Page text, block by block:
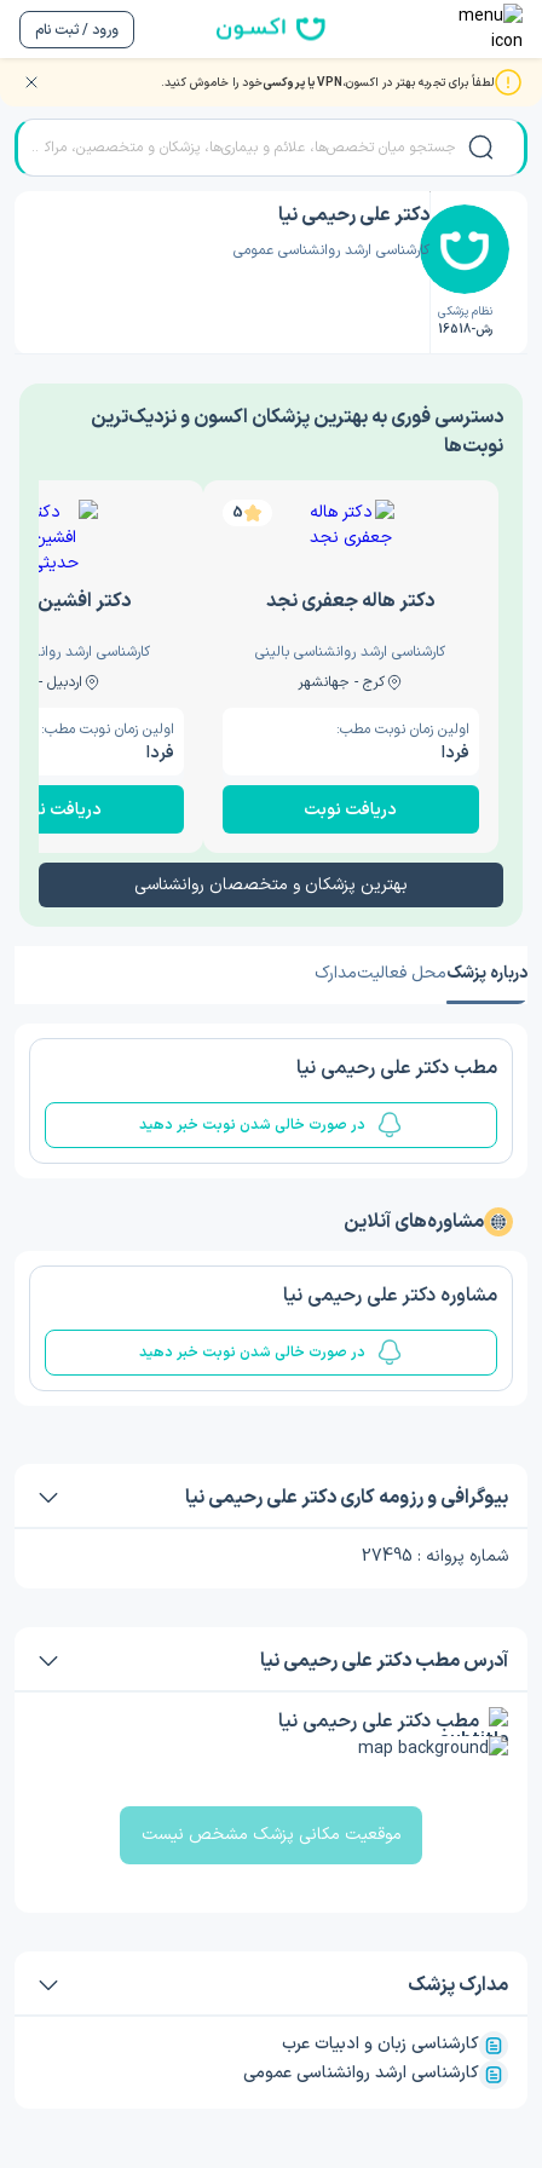
ورود / ثبت نام
لطفاً برای تجربه بهتر در اکسون،VPN یا پروکسی خود را خاموش کنید. صفحه اصلی/دکتر روانشناسی/دکتر علی رحیمی نیا
نظام پزشکی
رش-16518
دکتر علی رحیمی نیا
کارشناسی ارشد روانشناسی عمومی
‎دسترسی فوری به بهترین پزشکان اکسون و نزدیک‌ترین
نوبت‌ها
5
دکتر هاله جعفری نجد
کارشناسی ارشد روانشناسی بالینی
کرج - جهانشهر
اولین زمان نوبت مطب:
فردا
دریافت نوبت
دکتر افشین
کارشناسی ارشد
اردبیل - والی
اولین زمان نوبت مطب:
فردا
دریافت نوبت
بهترین پزشکان و متخصصان روانشناسی
درباره پزشکمحل فعالیتمدارک
مطب دکتر علی رحیمی نیا
در صورت خالی شدن نوبت خبر دهید
مشاوره‌های آنلاین
مشاوره دکتر علی رحیمی نیا
در صورت خالی شدن نوبت خبر دهید
بیوگرافی و رزومه کاری دکتر علی رحیمی نیا
شماره پروانه : 27495
آدرس مطب دکتر علی رحیمی نیا
مطب دکتر علی رحیمی نیا
موقعیت مکانی پزشک مشخص نیست
مدارک پزشک
کارشناسی زبان و ادبیات عرب
کارشناسی ارشد روانشناسی عمومی